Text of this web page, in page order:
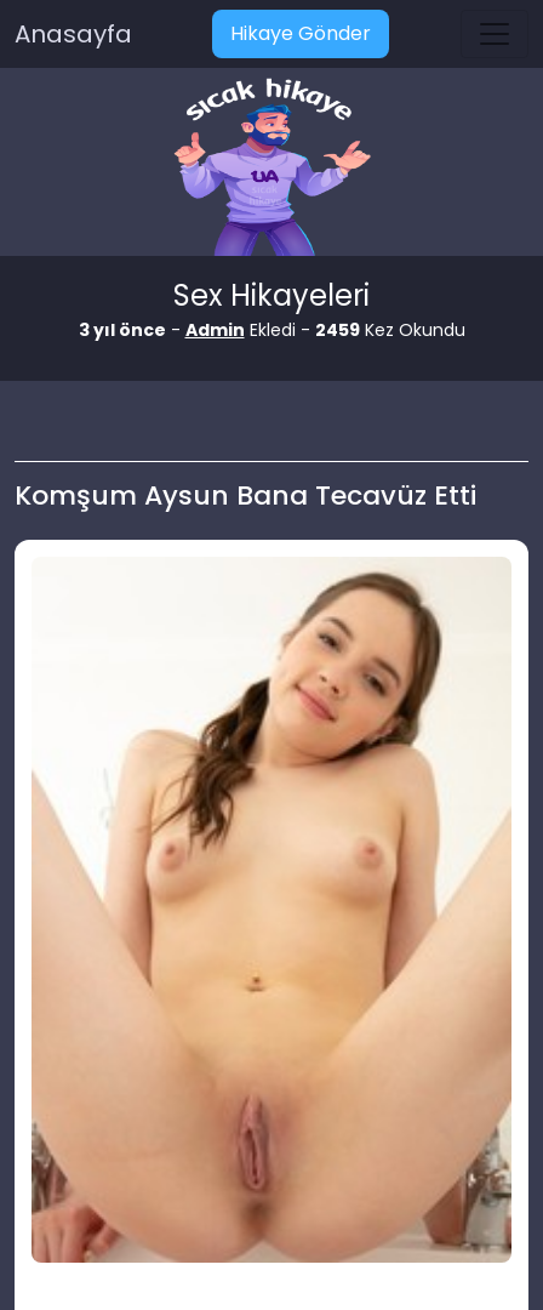
Anasayfa Hikaye Gönder
Sex Hikayeleri
3 yıl önce - Admin Ekledi - 2459Kez Okundu
Komşum Aysun Bana Tecavüz Etti